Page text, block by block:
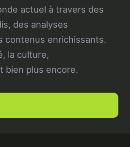
actuel à travers des
des analyses
contenus enrichissants.
la culture,
bien plus encore.